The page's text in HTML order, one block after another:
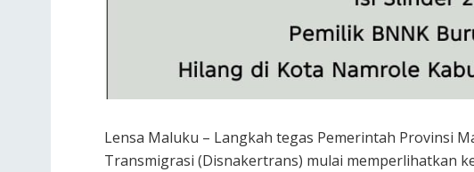
Lensa Maluku – Langkah tegas Pemerintah Provinsi
Transmigrasi (Disnakertrans) mulai memperlihatkan